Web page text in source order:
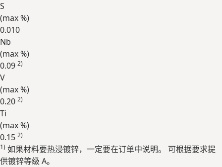
S
(max%)
0.010
Nb
(max%)
0.09 2)
V
(max%)
0.20 2)
Ti
(max%)
0.15 2)
展开
1) 如果材料要热浸镀锌，一定要在订单中说明。 可根据要求提
供镀锌等级 A。